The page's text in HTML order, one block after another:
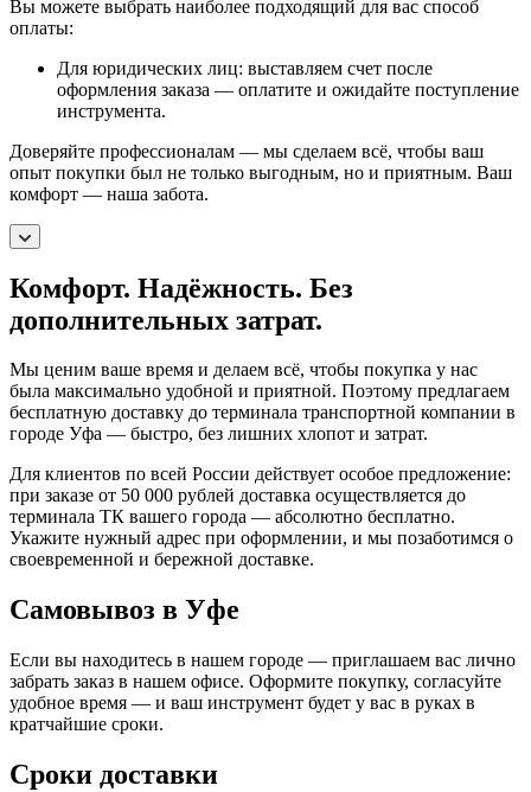
Вы можете выбрать наиболее подходящий для вас способ
оплаты:
Для юридических лиц: выставляем счет после
оформления заказа — оплатите и ожидайте поступление
инструмента.
Доверяйте профессионалам — мы сделаем всё, чтобы ваш
опыт покупки был не только выгодным, но и приятным. Ваш
комфорт — наша забота.
Комфорт. Надёжность. Без
дополнительных затрат.
Мы ценим ваше время и делаем всё, чтобы покупка у нас
была максимально удобной и приятной. Поэтому предлагаем
бесплатную доставку до терминала транспортной компании в
городе Уфа — быстро, без лишних хлопот и затрат.
Для клиентов по всей России действует особое предложение:
при заказе от 50 000 рублей доставка осуществляется до
терминала ТК вашего города — абсолютно бесплатно.
Укажите нужный адрес при оформлении, и мы позаботимся о
своевременной и бережной доставке.
Самовывоз в Уфе
Если вы находитесь в нашем городе — приглашаем вас лично
забрать заказ в нашем офисе. Оформите покупку, согласуйте
удобное время — и ваш инструмент будет у вас в руках в
кратчайшие сроки.
Сроки доставки